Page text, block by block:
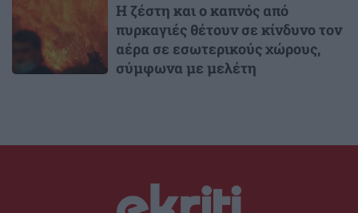
Η ζέστη και ο καπνός από
πυρκαγιές θέτουν σε κίνδυνο τον
αέρα σε εσωτερικούς χώρους,
σύμφωνα με μελέτη